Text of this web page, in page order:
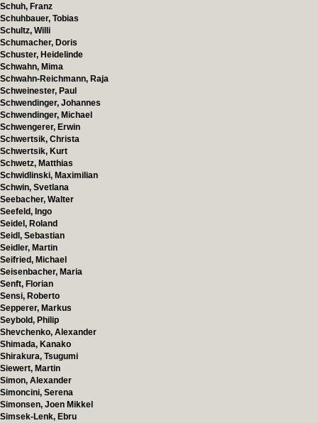
Schuh, Franz
Schuhbauer, Tobias
Schultz, Willi
Schumacher, Doris
Schuster, Heidelinde
Schwahn, Mima
Schwahn-Reichmann, Raja
Schweinester, Paul
Schwendinger, Johannes
Schwendinger, Michael
Schwengerer, Erwin
Schwertsik, Christa
Schwertsik, Kurt
Schwetz, Matthias
Schwidlinski, Maximilian
Schwin, Svetlana
Seebacher, Walter
Seefeld, Ingo
Seidel, Roland
Seidl, Sebastian
Seidler, Martin
Seifried, Michael
Seisenbacher, Maria
Senft, Florian
Sensi, Roberto
Sepperer, Markus
Seybold, Philip
Shevchenko, Alexander
Shimada, Kanako
Shirakura, Tsugumi
Siewert, Martin
Simon, Alexander
Simoncini, Serena
Simonsen, Joen Mikkel
Simsek-Lenk, Ebru